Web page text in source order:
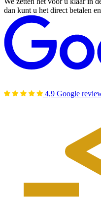
dan kunt u het direct betalen
4,9 Google